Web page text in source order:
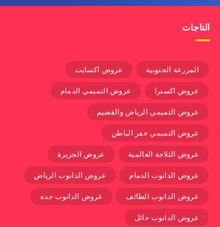
التاجات
المزرعة الجنوبية عروض اكسايت
عروض اكسترا عروض التميمي الدمام
عروض التميمي الرياض والقصيم
عروض التميمي حفر الباطن
عروض الثلاجة العالمية عروض الجزيرة
عروض الدانوب الدمام عروض الدانوب الرياض
عروض الدانوب الطائف عروض الدانوب جده
عروض الدانوب حائل